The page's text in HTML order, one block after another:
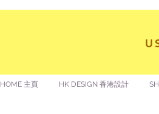
HOME 主頁 HK DESIGN 香港設計